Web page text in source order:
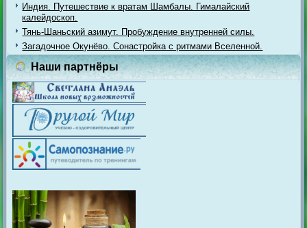
Индия. Путешествие к вратам Шамбалы. Гималайский
калейдоскоп.
Тянь-Шаньский азимут. Пробуждение внутренней силы.
Загадочное Окунёво. Сонастройка с ритмами Вселенной.
Наши партнёры